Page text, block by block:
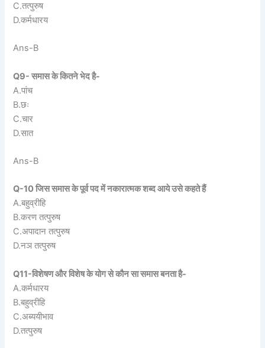
C.तत्पुरुष
D.कर्मधारय
Ans-B
Q9- समास के कितने भेद है-
A.पांच
B.छः
C.चार
D.सात
Ans-B
Q-10 जिस समास के पूर्व पद में नकारात्मक शब्द आये उसे कहते हैं
A.बहुव्रीहि
B.करण तत्पुरुष
C.अपादान तत्पुरुष
D.नञ तत्पुरुष
Q11-विशेषण और विशेष के योग से कौन सा समास बनता है-
A.कर्मधारय
B.बहुव्रीहि
C.अब्ययीभाव
D.तत्पुरुष